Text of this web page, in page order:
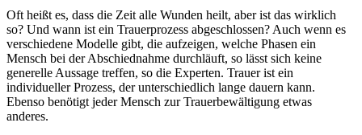
Oft heißt es, dass die Zeit alle Wunden heilt, aber ist das wirklich
so? Und wann ist ein Trauerprozess abgeschlossen? Auch wenn es
verschiedene Modelle gibt, die aufzeigen, welche Phasen ein
Mensch bei der Abschiednahme durchläuft, so lässt sich keine
generelle Aussage treffen, so die Experten. Trauer ist ein
individueller Prozess, der unterschiedlich lange dauern kann.
Ebenso benötigt jeder Mensch zur Trauerbewältigung etwas
anderes.